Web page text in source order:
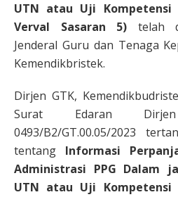
UTN atau Uji Kompetensi
Verval Sasaran 5) telah
Jenderal Guru dan Tenaga
Kemendikbristek.
Dirjen GTK,
Surat Edaran
0493/B2/GT.00.05/2023
tentang Informasi
Administrasi PPG Dalam
UTN atau Uji Kompetensi